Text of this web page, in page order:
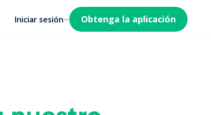
Iniciar sesión Obtenga la aplicación